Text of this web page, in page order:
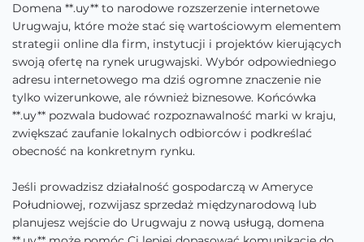
Domena **.uy** to narodowe rozszerzenie internetowe
Urugwaju, które może stać się wartościowym elementem
strategii online dla firm, instytucji i projektów kierujących
swoją ofertę na rynek urugwajski. Wybór odpowiedniego
adresu internetowego ma dziś ogromne znaczenie nie
tylko wizerunkowe, ale również biznesowe. Końcówka
**.uy** pozwala budować rozpoznawalność marki w kraju,
zwiększać zaufanie lokalnych odbiorców i podkreślać
obecność na konkretnym rynku.
Jeśli prowadzisz działalność gospodarczą w Ameryce
Południowej, rozwijasz sprzedaż międzynarodową lub
planujesz wejście do Urugwaju z nową usługą, domena